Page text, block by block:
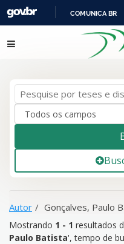
COMUNICA BR
resultados
Paulo Batista
Pular para o conteúdo
Autor Gonçalves, Paulo
Mostrando 1 - 1 resultados
Paulo Batista', tempo de